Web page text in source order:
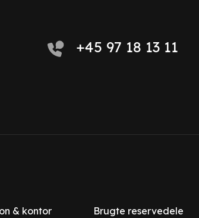
+45 97 18 13 11
& kontor Brugte reservedele